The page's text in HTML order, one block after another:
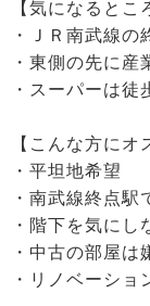
【気になるとこ
・ＪＲ南武線
・東側の先に産
・スーパーは徒
【こんな方にオ
・平坦地希望
・南武線終点駅
・階下を気にし
・中古の部屋は
・リノベーショ